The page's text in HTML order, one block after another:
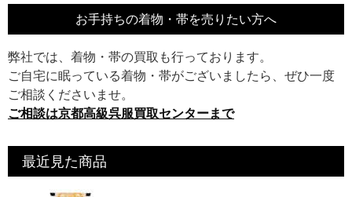
お手持ちの着物・帯を売りたい方へ
弊社では、着物・帯の買取も行っております。
ご自宅に眠っている着物・帯がございましたら、ぜひ一度
ご相談くださいませ。
ご相談は京都高級呉服買取センターまで
最近見た商品